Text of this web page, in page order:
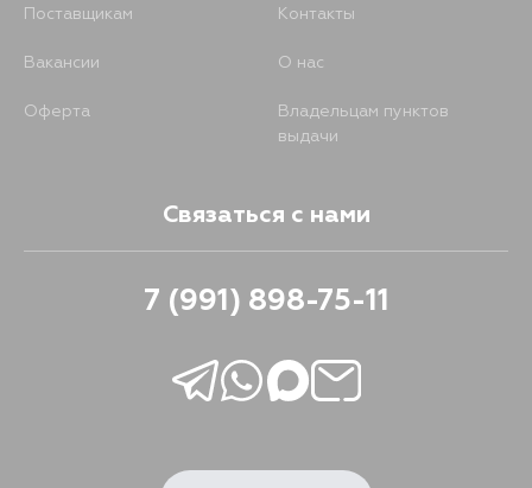
Поставщикам Контакты
Вакансии О нас
Оферта
Владельцам пунктов
выдачи
Связаться с нами
7 (991) 898-75-11